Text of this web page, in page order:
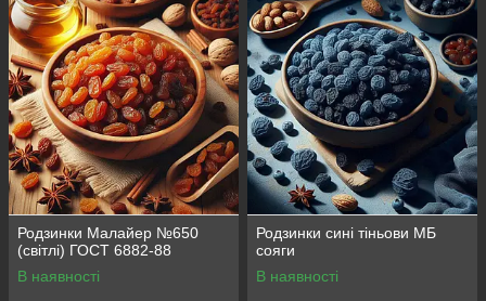
Родзинки Малайер №650
(світлі) ГОСТ 6882-88
В наявності
Родзинки сині тіньови МБ
сояги
В наявності